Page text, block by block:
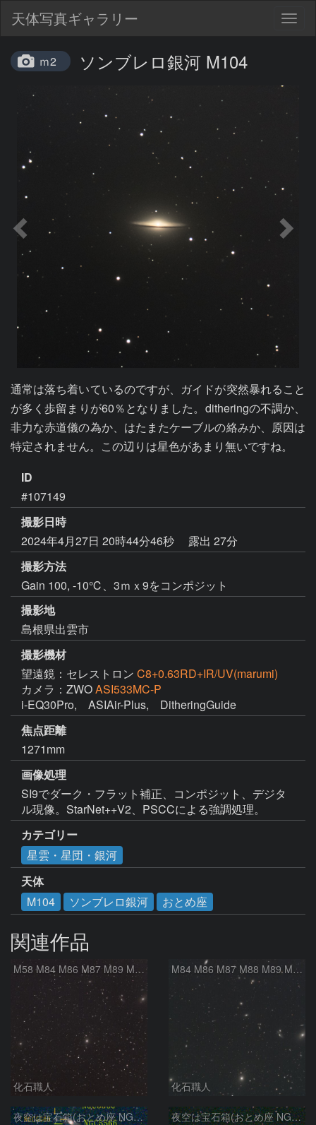
天体写真ギャラリー
ｍ2 ソンブレロ銀河 M104
通常は落ち着いているのですが、ガイドが突然暴れること
が多く歩留まりが60％となりました。ditheringの不調か、
非力な赤道儀の為か、はたまたケーブルの絡みか、原因は
特定されません。この辺りは星色があまり無いですね。
ID
#107149
撮影日時
2024年4月27日 20時44分46秒
露出 27分
撮影方法
Gain 100, -10℃、3ｍｘ9をコンポジット
撮影地
島根県出雲市
撮影機材
望遠鏡：セレストロン C8+0.63RD+IR/UV(marumi)
カメラ：ZWOASI533MC-P
i-EQ30Pro,　ASIAir-Plus,　DitheringGuide
焦点距離
1271mm
画像処理
SI9でダーク・フラット補正、コンポジット、デジタ
ル現像。StarNet++V2、PSCCによる強調処理。
カテゴリー
星雲・星団・銀河
天体
M104
ソンブレロ銀河 おとめ座
関連作品
M58 M84 M86 M87 M89 M90 マルカリアンの銀河鎖 おとめ座 かみのけ座
化石職人
M84 M86 M87 M88 M89 M90 M91 マルカリアンの銀河鎖 おとめ座 かみのけ座
化石職人
夜空は宝石箱(おとめ座 NGC5566) Seestar50 夜空は宝石箱(おとめ座 NGC5746) Seestar50